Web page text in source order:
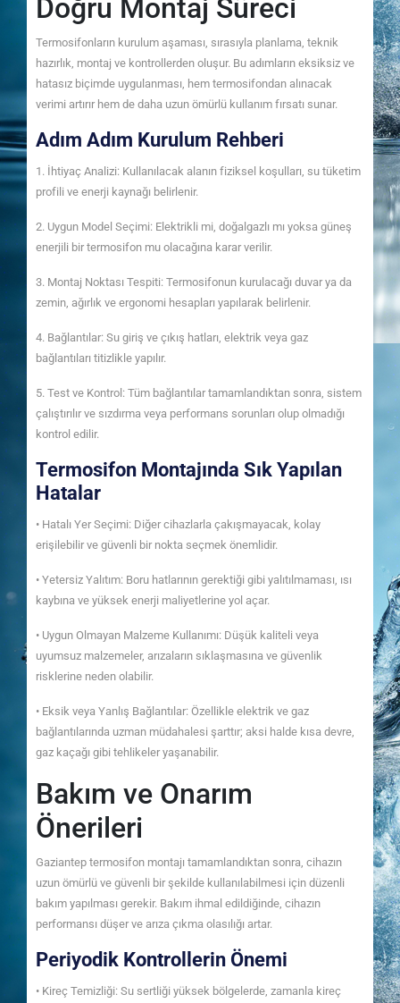
Doğru Montaj Süreci
Termosifonların kurulum aşaması, sırasıyla planlama, teknik
hazırlık, montaj ve kontrollerden oluşur. Bu adımların eksiksiz ve
hatasız biçimde uygulanması, hem termosifondan alınacak
verimi artırır hem de daha uzun ömürlü kullanım fırsatı sunar.
Adım Adım Kurulum Rehberi
1. İhtiyaç Analizi: Kullanılacak alanın fiziksel koşulları, su tüketim
profili ve enerji kaynağı belirlenir.
2. Uygun Model Seçimi: Elektrikli mi, doğalgazlı mı yoksa güneş
enerjili bir termosifon mu olacağına karar verilir.
3. Montaj Noktası Tespiti: Termosifonun kurulacağı duvar ya da
zemin, ağırlık ve ergonomi hesapları yapılarak belirlenir.
4. Bağlantılar: Su giriş ve çıkış hatları, elektrik veya gaz
bağlantıları titizlikle yapılır.
5. Test ve Kontrol: Tüm bağlantılar tamamlandıktan sonra, sistem
çalıştırılır ve sızdırma veya performans sorunları olup olmadığı
kontrol edilir.
Termosifon Montajında Sık Yapılan
Hatalar
• Hatalı Yer Seçimi: Diğer cihazlarla çakışmayacak, kolay
erişilebilir ve güvenli bir nokta seçmek önemlidir.
• Yetersiz Yalıtım: Boru hatlarının gerektiği gibi yalıtılmaması, ısı
kaybına ve yüksek enerji maliyetlerine yol açar.
• Uygun Olmayan Malzeme Kullanımı: Düşük kaliteli veya
uyumsuz malzemeler, arızaların sıklaşmasına ve güvenlik
risklerine neden olabilir.
• Eksik veya Yanlış Bağlantılar: Özellikle elektrik ve gaz
bağlantılarında uzman müdahalesi şarttır; aksi halde kısa devre,
gaz kaçağı gibi tehlikeler yaşanabilir.
Bakım ve Onarım
Önerileri
Gaziantep termosifon montajı tamamlandıktan sonra, cihazın
uzun ömürlü ve güvenli bir şekilde kullanılabilmesi için düzenli
bakım yapılması gerekir. Bakım ihmal edildiğinde, cihazın
performansı düşer ve arıza çıkma olasılığı artar.
Periyodik Kontrollerin Önemi
• Kireç Temizliği: Su sertliği yüksek bölgelerde, zamanla kireç